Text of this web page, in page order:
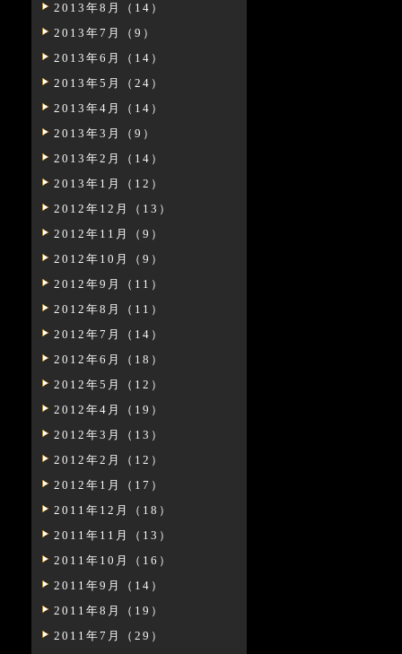
2013年8月（14）
2013年7月（9）
2013年6月（14）
2013年5月（24）
2013年4月（14）
2013年3月（9）
2013年2月（14）
2013年1月（12）
2012年12月（13）
2012年11月（9）
2012年10月（9）
2012年9月（11）
2012年8月（11）
2012年7月（14）
2012年6月（18）
2012年5月（12）
2012年4月（19）
2012年3月（13）
2012年2月（12）
2012年1月（17）
2011年12月（18）
2011年11月（13）
2011年10月（16）
2011年9月（14）
2011年8月（19）
2011年7月（29）